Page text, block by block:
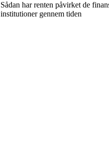
Sådan har renten påvirket de
institutioner gennem tiden